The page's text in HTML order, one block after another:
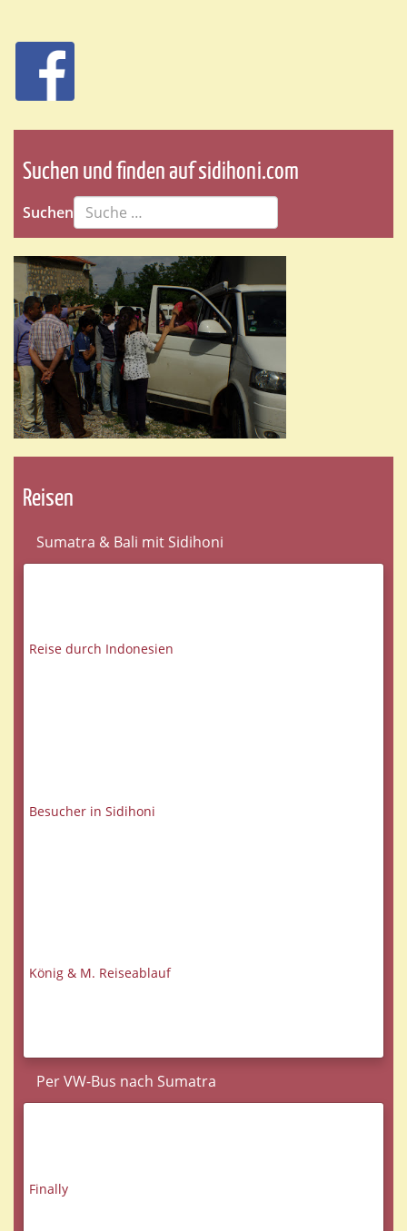
Suchen und finden auf sidihoni.com
Suchen
Reisen
Sumatra & Bali mit Sidihoni
Reise durch Indonesien
Besucher in Sidihoni
König & M. Reiseablauf
Per VW-Bus nach Sumatra
Finally